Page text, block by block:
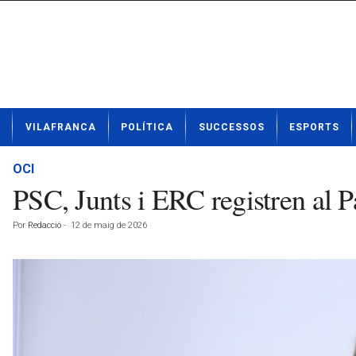
t
VILAFRANCA POLÍTICA SUCCESSOS ESPORTS
OCI
PSC, Junts i ERC registren al
Por Redacció - 12 de maig de 2026